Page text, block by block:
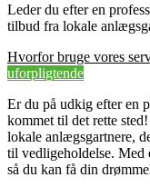
Leder du efter en
tilbud fra lokale
Hvorfor bruge vores
uforpligtende
Er du på udkig efter en
kommet til det rette
lokale anlægsgartnere,
til vedligeholdelse. Med
så du kan få din